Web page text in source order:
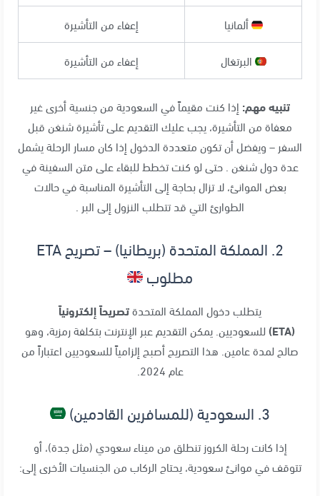
ألمانيا
إعفاء من التأشيرة
البرتغال
إعفاء من التأشيرة
تنبيه مهم: إذا كنت مقيماً في السعودية من جنسية أخرى غير
معفاة من التأشيرة، يجب عليك التقديم على تأشيرة شنغن قبل
السفر – ويفضل أن تكون متعددة الدخول إذا كان مسار الرحلة يشمل
عدة دول شنغن . حتى لو كنت تخطط للبقاء على متن السفينة في
بعض الموانئ، لا تزال بحاجة إلى التأشيرة المناسبة في حالات
الطوارئ التي قد تتطلب النزول إلى البر .
2. المملكة المتحدة (بريطانيا) – تصريح ETA
مطلوب
يتطلب دخول المملكة المتحدةتصريحاً إلكترونياً
(ETA)
للسعوديين. يمكن التقديم عبر الإنترنت بتكلفة رمزية، وهو
صالح لمدة عامين. هذا التصريح أصبح إلزامياً للسعوديين اعتباراً من
عام 2024.
3. السعودية (للمسافرين القادمين)
إذا كانت رحلة الكروز تنطلق من ميناء سعودي (مثل جدة)، أو
تتوقف في موانئ سعودية، يحتاج الركاب من الجنسيات الأخرى إلى: